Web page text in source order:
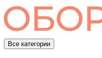
Все категории